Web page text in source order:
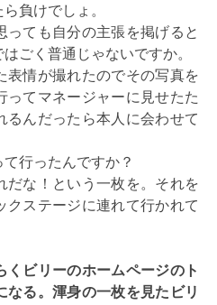
負けでしょ。
っても自分の主張を掲げると
ごく普通じゃないですか。
表情が撮れたのでその写真を
ってマネージャーに見せたた
るんだったら本人に会わせて
て行ったんですか？
だな！という一枚を。それを
クステージに連れて行かれて
くビリーのホームページのト
なる。渾身の一枚を見たビリ